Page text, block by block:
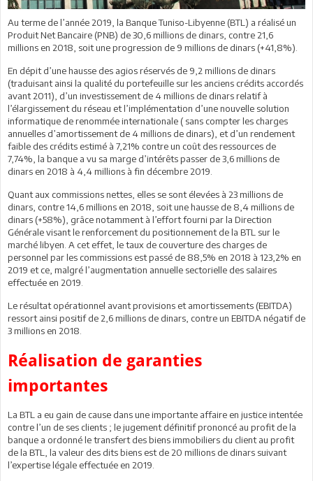
Au terme de l’année 2019, la Banque Tuniso-Libyenne (BTL) a réalisé un
Produit Net Bancaire (PNB) de 30,6 millions de dinars, contre 21,6
millions en 2018, soit une progression de 9 millions de dinars (+41,8%).
En dépit d’une hausse des agios réservés de 9,2 millions de dinars
(traduisant ainsi la qualité du portefeuille sur les anciens crédits accordés
avant 2011), d’un investissement de 4 millions de dinars relatif à
l’élargissement du réseau et l’implémentation d’une nouvelle solution
informatique de renommée internationale ( sans compter les charges
annuelles d’amortissement de 4 millions de dinars), et d’un rendement
faible des crédits estimé à 7,21% contre un coût des ressources de
7,74%, la banque a vu sa marge d’intérêts passer de 3,6 millions de
dinars en 2018 à 4,4 millions à fin décembre 2019.
Quant aux commissions nettes, elles se sont élevées à 23 millions de
dinars, contre 14,6 millions en 2018, soit une hausse de 8,4 millions de
dinars (+58%), grâce notamment à l’effort fourni par la Direction
Générale visant le renforcement du positionnement de la BTL sur le
marché libyen. A cet effet, le taux de couverture des charges de
personnel par les commissions est passé de 88,5% en 2018 à 123,2% en
2019 et ce, malgré l’augmentation annuelle sectorielle des salaires
effectuée en 2019.
Le résultat opérationnel avant provisions et amortissements (EBITDA)
ressort ainsi positif de 2,6 millions de dinars, contre un EBITDA négatif de
3 millions en 2018.
Réalisation de garanties
importantes
La BTL a eu gain de cause dans une importante affaire en justice intentée
contre l’un de ses clients ; le jugement définitif prononcé au profit de la
banque a ordonné le transfert des biens immobiliers du client au profit
de la BTL, la valeur des dits biens est de 20 millions de dinars suivant
l’expertise légale effectuée en 2019.